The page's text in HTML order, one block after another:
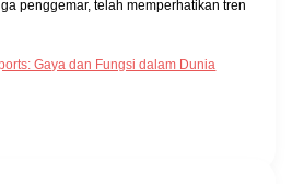
penggemar, telah memperhatikan tren
Gaya dan Fungsi dalam Dunia